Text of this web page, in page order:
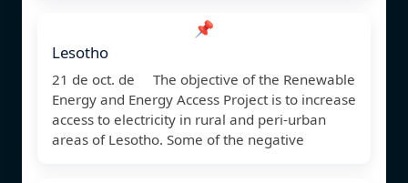
📌
Lesotho
21 de oct. de The objective of the Renewable
Energy and Energy Access Project is to increase
access to electricity in rural and peri-urban
areas of Lesotho. Some of the negative